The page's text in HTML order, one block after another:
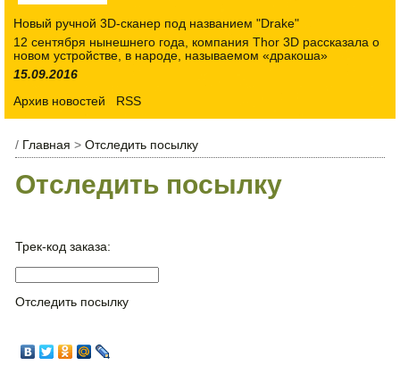
Новый ручной 3D-сканер под названием "Drake"
12 сентября нынешнего года, компания Thor 3D рассказала о
новом устройстве, в народе, называемом «дракоша»
15.09.2016
Архив новостей
RSS
/ Главная > Отследить посылку
Отследить посылку
Трек-код заказа:
Отследить посылку